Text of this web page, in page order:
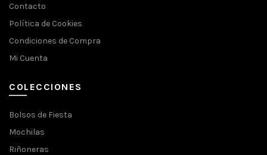
Contacto
Política de Cookies
Condiciones de Compra
Mi Cuenta
COLECCIONES
Bolsos de Fiesta
Mochilas
Riñoneras